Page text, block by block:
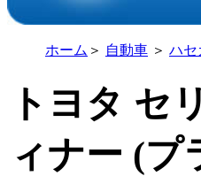
ホーム ＞ 自動車 ＞ ハセ
トヨタ セ
ィナー (プ